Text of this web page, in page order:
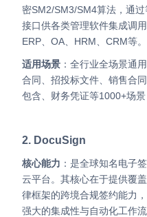
密SM2/SM3/SM4算法，通
接口供各类管理软件集成调
ERP、OA、HRM、CRM等。
适用场景 ：全行业全场景通
合同、招投标文件、销售合
包含、财务凭证等1000+场景
2. DocuSign
核心能力 ：是全球知名电子
云平台。其核心在于提供覆
律框架的跨境合规签约能力
强大的集成性与自动化工作